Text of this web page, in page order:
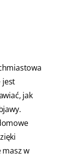
jest
jak
w